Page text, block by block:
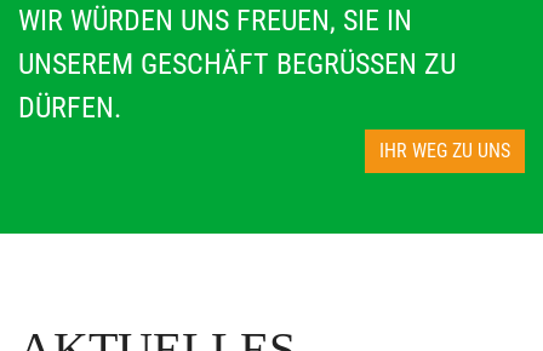
WIR WÜRDEN UNS FREUEN, SIE IN
UNSEREM GESCHÄFT BEGRÜSSEN ZU D
ÜRFEN.
IHR WEG ZU UNS